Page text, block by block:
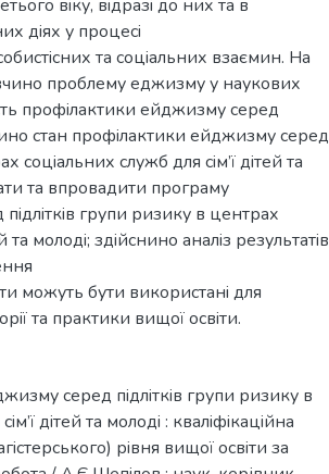
вiку, вiдразi до них та в
дiях у процесi
та соцiальних взаємин. На
проблему еджизму у наукових
профiлактики ейджизму серед
стан профiлактики ейджизму серед
соцiальних служб для сiм’ї дiтей та
та впровадити програму
групи ризику в центрах
та молодi; здiйснино аналiз результатiв
можуть бути викориcтанi для
та практики вищої оcвiти.
серед пiдлiткiв групи ризику в
дiтей та молодi : квалiфiкацiйна
рiвня вищої оcвiти за